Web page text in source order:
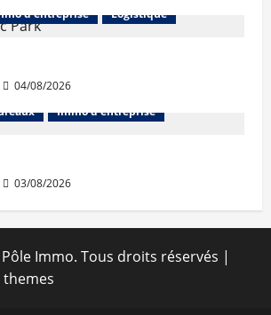
d'entreprise Logistique
04/08/2026
Immo d'entreprise
03/08/2026
Immo. Tous droits réservés |
themes